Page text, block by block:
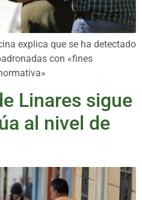
explica que se ha detectado
con «fines
Linares sigue
al nivel de